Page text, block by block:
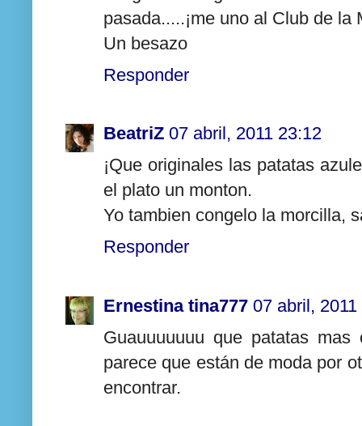
pasada.....¡me uno al Club de
Un besazo
Responder
BeatriZ 07 abril, 2011 23:12
¡Que originales las patatas
el plato un monton.
Yo tambien congelo la morcilla,
Responder
Ernestina tina777 07 abril,
Guauuuuuuu que patatas
parece que están de moda por
encontrar.